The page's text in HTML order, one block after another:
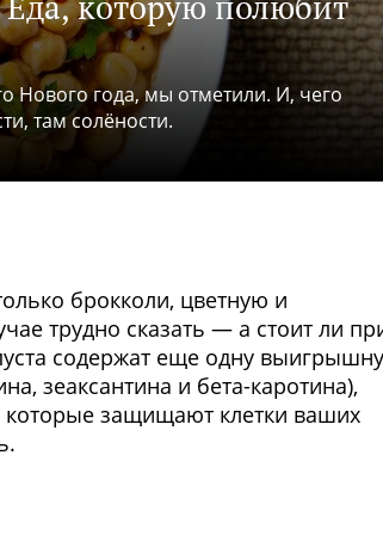
Нового года, мы отметили. И, чего
там солёности.
брокколи, цветную и
трудно сказать — а стоит ли
содержат еще одну
зеаксантина и бета-каротина),
которые защищают клетки ваших